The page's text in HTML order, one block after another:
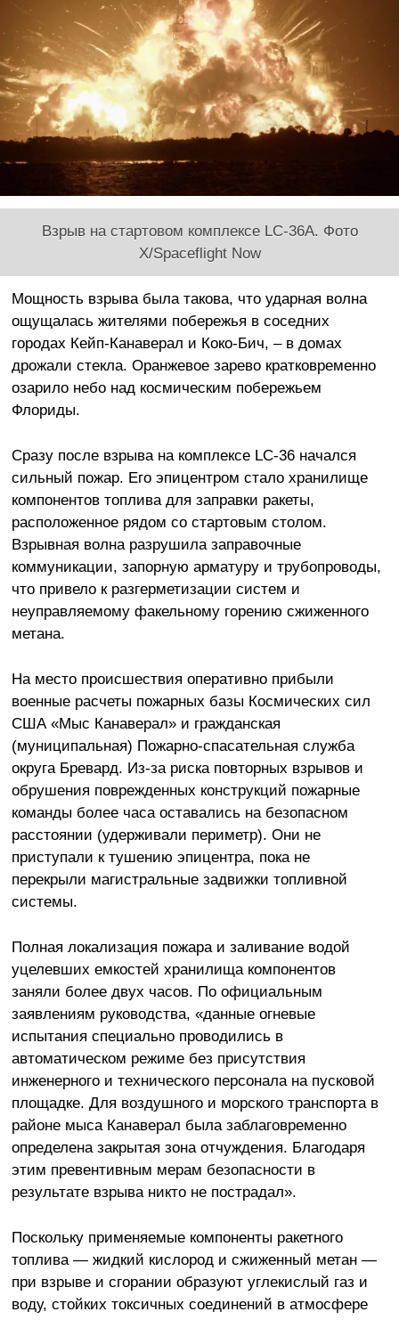
Взрыв на стартовом комплексе LC-36A. Фото
X/Spaceflight Now
Мощность взрыва была такова, что ударная волна
ощущалась жителями побережья в соседних
городах Кейп-Канаверал и Коко-Бич, – в домах
дрожали стекла. Оранжевое зарево кратковременно
озарило небо над космическим побережьем
Флориды.
Сразу после взрыва на комплексе LC-36 начался
сильный пожар. Его эпицентром стало хранилище
компонентов топлива для заправки ракеты,
расположенное рядом со стартовым столом.
Взрывная волна разрушила заправочные
коммуникации, запорную арматуру и трубопроводы,
что привело к разгерметизации систем и
неуправляемому факельному горению сжиженного
метана.
На место происшествия оперативно прибыли
военные расчеты пожарных базы Космических сил
США «Мыс Канаверал» и гражданская
(муниципальная) Пожарно-спасательная служба
округа Бревард. Из-за риска повторных взрывов и
обрушения поврежденных конструкций пожарные
команды более часа оставались на безопасном
расстоянии (удерживали периметр). Они не
приступали к тушению эпицентра, пока не
перекрыли магистральные задвижки топливной
системы.
Полная локализация пожара и заливание водой
уцелевших емкостей хранилища компонентов
заняли более двух часов. По официальным
заявлениям руководства, «данные огневые
испытания специально проводились в
автоматическом режиме без присутствия
инженерного и технического персонала на пусковой
площадке. Для воздушного и морского транспорта в
районе мыса Канаверал была заблаговременно
определена закрытая зона отчуждения. Благодаря
этим превентивным мерам безопасности в
результате взрыва никто не пострадал».
Поскольку применяемые компоненты ракетного
топлива — жидкий кислород и сжиженный метан —
при взрыве и сгорании образуют углекислый газ и
воду, стойких токсичных соединений в атмосфере